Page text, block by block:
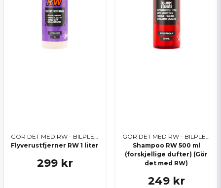
GÖR DET MED RW - BILPLEIE
Flyverustfjerner RW 1 liter
299 kr
GÖR DET MED RW - BILPLEIE
Shampoo RW 500 ml
(forskjellige dufter) (Gör
det med RW)
249 kr